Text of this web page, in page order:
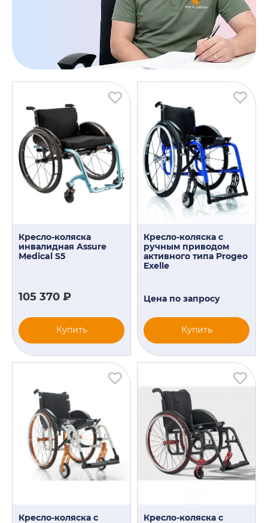
Кресло-коляска
инвалидная Assure
Medical S5
105 370 ₽
Купить
Кресло-коляска с
ручным приводом
активного типа Progeo
Exelle
Цена по запросу
Купить
Кресло-коляска с
Кресло-коляска с